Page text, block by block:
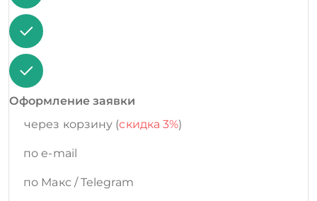
Оформление заявки
через корзину (скидка 3%)
по e-mail
по Макс / Telegram